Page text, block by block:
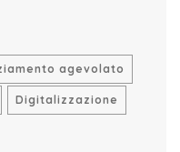
agevolato
Digitalizzazione